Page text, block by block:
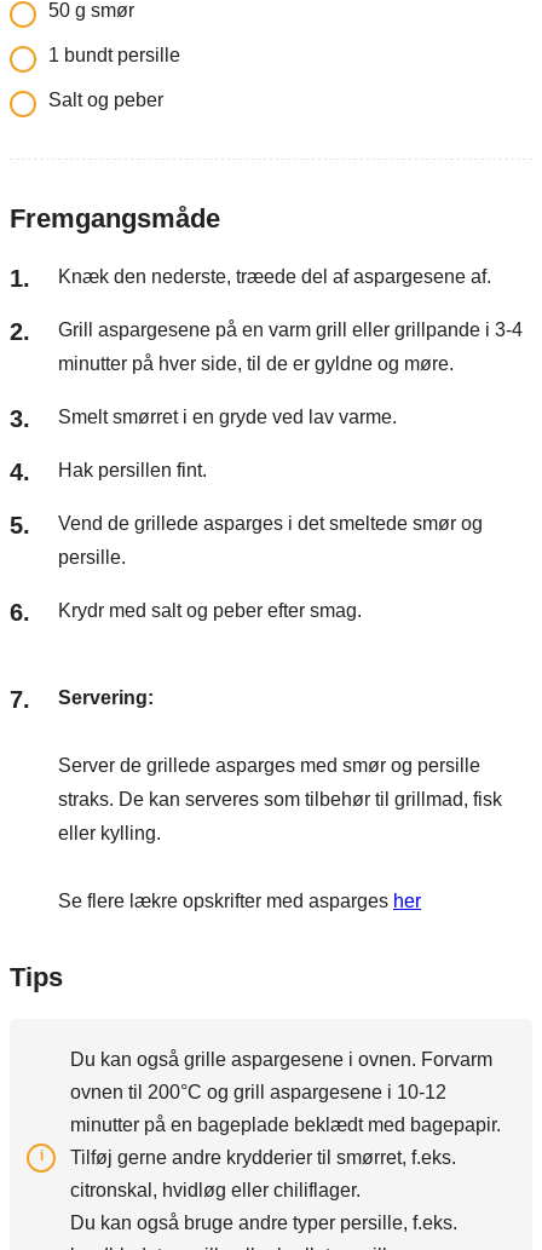
50 g smør
1 bundt persille
Salt og peber
Fremgangsmåde
Knæk den nederste, træede del af aspargesene af.
Grill aspargesene på en varm grill eller grillpande i 3-4
minutter på hver side, til de er gyldne og møre.
Smelt smørret i en gryde ved lav varme.
Hak persillen fint.
Vend de grillede asparges i det smeltede smør og
persille.
Krydr med salt og peber efter smag.
Servering:
Server de grillede asparges med smør og persille
straks. De kan serveres som tilbehør til grillmad, fisk
eller kylling.
Se flere lækre opskrifter med asparges her
Tips
Du kan også grille aspargesene i ovnen. Forvarm
ovnen til 200°C og grill aspargesene i 10-12
minutter på en bageplade beklædt med bagepapir.
Tilføj gerne andre krydderier til smørret, f.eks.
citronskal, hvidløg eller chiliflager.
Du kan også bruge andre typer persille, f.eks.